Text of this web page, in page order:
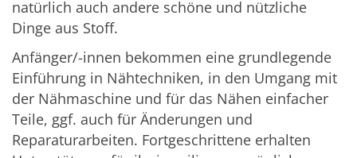
natürlich auch andere schöne und nützliche
Dinge aus Stoff.
Anfänger/-innen bekommen eine grundlegende
Einführung in Nähtechniken, in den Umgang mit
der Nähmaschine und für das Nähen einfacher
Teile, ggf. auch für Änderungen und
Reparaturarbeiten. Fortgeschrittene erhalten